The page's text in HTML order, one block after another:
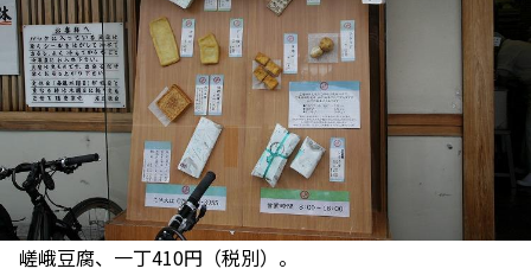
嵯峨豆腐、一丁410円（税別）。